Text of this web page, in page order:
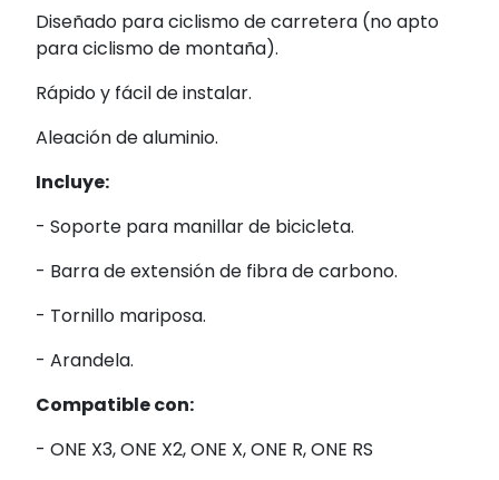
Diseñado para ciclismo de carretera (no apto
para ciclismo de montaña).
Rápido y fácil de instalar.
Aleación de aluminio.
Incluye:
- Soporte para manillar de bicicleta.
- Barra de extensión de fibra de carbono.
- Tornillo mariposa.
- Arandela.
Compatible con:
- ONE X3, ONE X2, ONE X, ONE R, ONE RS